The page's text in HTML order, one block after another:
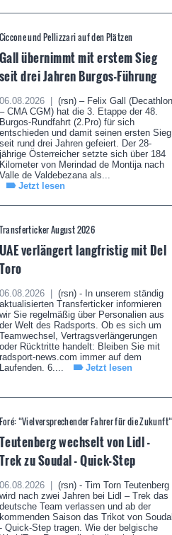
Ciccone und Pellizzari auf den Plätzen
Gall übernimmt mit erstem Sieg
seit drei Jahren Burgos-Führung
06.08.2026 |
(rsn) – Felix Gall (Decathlon
– CMA CGM) hat die 3. Etappe der 48.
Burgos-Rundfahrt (2.Pro) für sich
entschieden und damit seinen ersten Sieg
seit rund drei Jahren gefeiert. Der 28-
jährige Österreicher setzte sich über 184
Kilometer von Merindad de Montija nach
Valle de Valdebezana als...
Jetzt lesen
Transferticker August 2026
UAE verlängert langfristig mit Del
Toro
06.08.2026 |
(rsn) - In unserem ständig
aktualisierten Transferticker informieren
wir Sie regelmäßig über Personalien aus
der Welt des Radsports. Ob es sich um
Teamwechsel, Vertragsverlängerungen
oder Rücktritte handelt: Bleiben Sie mit
radsport-news.com immer auf dem
Laufenden. 6....
Jetzt lesen
Foré: “Vielversprechender Fahrer für die Zukunft“
Teutenberg wechselt von Lidl -
Trek zu Soudal - Quick-Step
06.08.2026 |
(rsn) - Tim Torn Teutenberg
wird nach zwei Jahren bei Lidl – Trek das
deutsche Team verlassen und ab der
kommenden Saison das Trikot von
- Quick-Step tragen. Wie der belgische